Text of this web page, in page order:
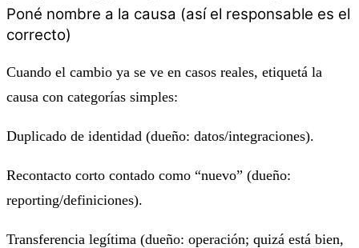
Poné nombre a la causa (así el responsable es el
correcto)
Cuando el cambio ya se ve en casos reales, etiquetá la
causa con categorías simples:
Duplicado de identidad (dueño: datos/integraciones).
Recontacto corto contado como “nuevo” (dueño:
reporting/definiciones).
Transferencia legítima (dueño: operación; quizá está bien,